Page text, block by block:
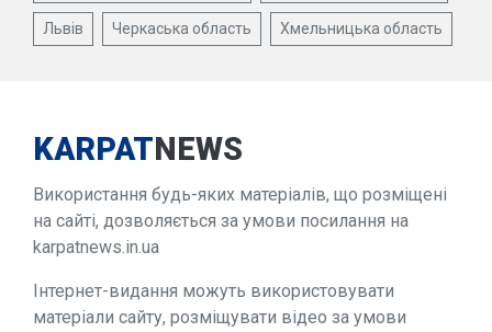
Львів Черкаська область Хмельницька область
KARPATNEWS
Використання будь-яких матеріалів, що розміщені
на сайті, дозволяється за умови посилання на
karpatnews.in.ua
Інтернет-видання можуть використовувати
матеріали сайту, розміщувати відео за умови